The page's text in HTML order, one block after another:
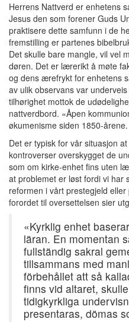
Herrens Nattverd er enhetens
Jesus den som forener Guds
praktisere dette samfunn i de
fremstilling er partenes
Det skulle bare mangle, vil vel
døren. Det er lærerikt å møte
og dens ærefrykt for enhetens
av ulik observans var
tilhørighet mottok de
nattverdbord. «Åpen
økumenisme siden 1850-årene.
Det er typisk for vår situasjon
kontroverser overskygget de
som om kirke-enhet fins uten
at problemet er løst fordi vi har
reformen i vårt prestegjeld
forordet til oversettelsen sier
«Kyrklig enhet
läran. En momentan
fullständig sakral
tillsammans med
förbehållet att så
finns vid altaret,
tidigkyrkliga
presentaras, dömas